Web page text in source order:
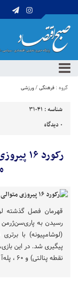
گروه : فرهنگی/ورزشی
شناسه : 31041
0 دیدگاه
رکورد
قهرمان فصل گذشته
رسیدن به
نقطه پنالتی) و ۶۰ ، پله‌آ در […]